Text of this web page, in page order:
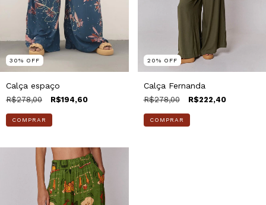
30% OFF
Calça espaço
R$278,00 R$194,60
COMPRAR
20% OFF
Calça Fernanda
R$278,00 R$222,40
COMPRAR